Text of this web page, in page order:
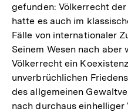
gefunden: Völkerrecht
hatte es auch im
Fälle von internationaler
Seinem Wesen nach aber
Völkerrecht ein
unverbrüchlichen
des allgemeinen
nach durchaus